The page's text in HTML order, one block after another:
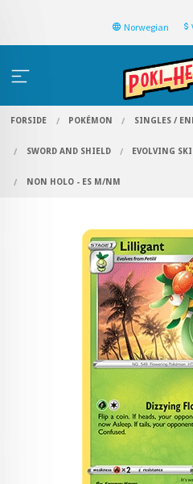
Norwegian
FORSIDE POKÉMON SINGLES /
SWORD AND SHIELD EVOLVING
NON HOLO - ES M/NM